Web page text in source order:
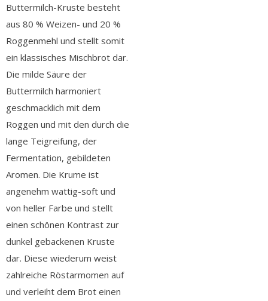
Buttermilch-Kruste besteht
aus 80 % Weizen- und 20 %
Roggenmehl und stellt somit
ein klassisches Mischbrot dar.
Die milde Säure der
Buttermilch harmoniert
geschmacklich mit dem
Roggen und mit den durch die
lange Teigreifung, der
Fermentation, gebildeten
Aromen. Die Krume ist
angenehm wattig-soft und
von heller Farbe und stellt
einen schönen Kontrast zur
dunkel gebackenen Kruste
dar. Diese wiederum weist
zahlreiche Röstarmomen auf
und verleiht dem Brot einen